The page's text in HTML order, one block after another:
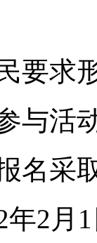
要求
与活
名采
2月